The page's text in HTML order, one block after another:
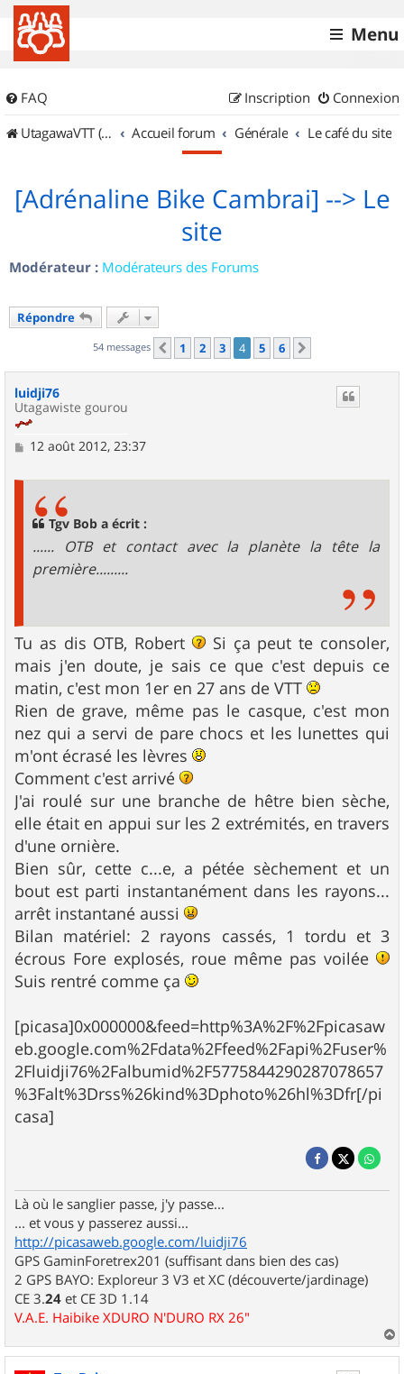
Menu
FAQ Connexion
Inscription
UtagawaVTT (Randos VTT et VTTAE avec traces GPS)
Accueil forum Générale Le café du site
[Adrénaline Bike Cambrai] --> Le
site
Modérateur : Modérateurs des Forums
Répondre
54 messages Précédent
1 2 3 4 5 6
luidji76
Utagawiste gourou
M12 août 2012, 23:37
Tgv Bob a écrit :
...... OTB et contact avec la planète la tête la
première.........
Tu as dis OTB, Robert
Si ça peut te consoler,
mais j'en doute, je sais ce que c'est depuis ce
matin, c'est mon 1er en 27 ans de VTT
Rien de grave, même pas le casque, c'est mon
nez qui a servi de pare chocs et les lunettes qui
m'ont écrasé les lèvres
Comment c'est arrivé
J'ai roulé sur une branche de hêtre bien sèche,
elle était en appui sur les 2 extrémités, en travers
d'une ornière.
Bien sûr, cette c...e, a pétée sèchement et un
bout est parti instantanément dans les rayons...
arrêt instantané aussi
Bilan matériel: 2 rayons cassés, 1 tordu et 3
écrous Fore explosés, roue même pas voilée
Suis rentré comme ça
[picasa]0x000000&feed=http%3A%2F%2Fpicasaw
eb.google.com%2Fdata%2Ffeed%2Fapi%2Fuser%
2Fluidji76%2Falbumid%2F5775844290287078657
%3Falt%3Drss%26kind%3Dphoto%26hl%3Dfr[/pi
casa]
Là où le sanglier passe, j'y passe...
... et vous y passerez aussi...
http://picasaweb.google.com/luidji76
GPS GaminForetrex201 (suffisant dans bien des cas)
2 GPS BAYO: Exploreur 3 V3 et XC (découverte/jardinage)
CE 3.24 et CE 3D 1.14
V.A.E. Haibike XDURO N'DURO RX 26"
a
u